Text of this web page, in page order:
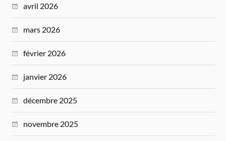
avril 2026
mars 2026
février 2026
janvier 2026
décembre 2025
novembre 2025